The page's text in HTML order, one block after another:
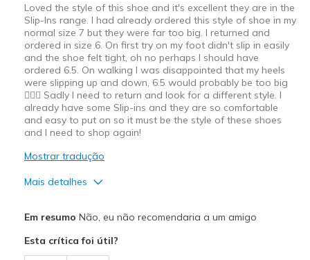
Loved the style of this shoe and it's excellent they are in the
Slip-Ins range. I had already ordered this style of shoe in my
normal size 7 but they were far too big. I returned and
ordered in size 6. On first try on my foot didn't slip in easily
and the shoe felt tight, oh no perhaps I should have
ordered 6.5. On walking I was disappointed that my heels
were slipping up and down, 6.5 would probably be too big
🤷🏼‍♀️ Sadly I need to return and look for a different style. I
already have some Slip-ins and they are so comfortable
and easy to put on so it must be the style of these shoes
and I need to shop again!
Mostrar tradução
Mais detalhes
Durable
Em resumo Não, eu não recomendaria a um amigo
Esta crítica foi útil?